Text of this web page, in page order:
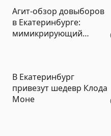
Агит-обзор довыборов
в Екатеринбурге:
мимикрирующий
невидимки (ФОТО)
В Екатеринбург
привезут шедевр Клода
Моне